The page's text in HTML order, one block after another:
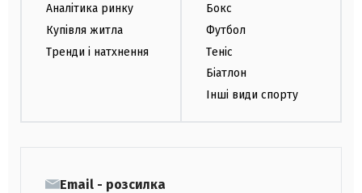
Аналітика ринку
Купівля житла
Тренди і натхнення
Бокс
Футбол
Теніс
Біатлон
Інші види спорту
Email - розсилка